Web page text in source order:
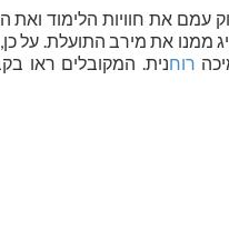
עמם את חוויות הלימוד ואת
ממנו את מירב התועלת. על
רוחנית. המקובלים ראו